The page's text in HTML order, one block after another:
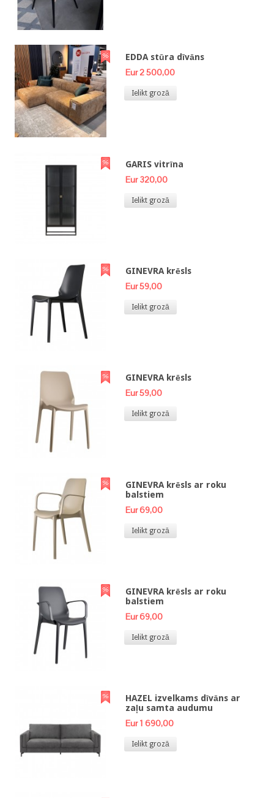
EDDA stūra dīvāns
Eur 2 500,00
Ielikt grozā
GARIS vitrīna
Eur 320,00
Ielikt grozā
GINEVRA krēsls
Eur 59,00
Ielikt grozā
GINEVRA krēsls
Eur 59,00
Ielikt grozā
GINEVRA krēsls ar roku
balstiem
Eur 69,00
Ielikt grozā
GINEVRA krēsls ar roku
balstiem
Eur 69,00
Ielikt grozā
HAZEL izvelkams dīvāns ar
zaļu samta audumu
Eur 1 690,00
Ielikt grozā